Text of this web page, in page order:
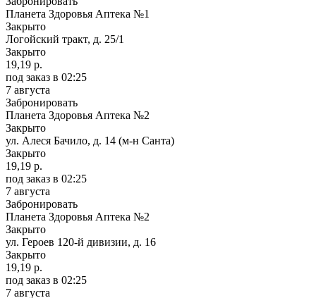
Планета Здоровья Аптека №1
Закрыто
Логойский тракт, д. 25/1
Закрыто
19,19 р.
под заказ в 02:25
7 августа
Забронировать
Планета Здоровья Аптека №2
Закрыто
ул. Алеся Бачило, д. 14 (м-н Санта)
Закрыто
19,19 р.
под заказ в 02:25
7 августа
Забронировать
Планета Здоровья Аптека №2
Закрыто
ул. Героев 120-й дивизии, д. 16
Закрыто
19,19 р.
под заказ в 02:25
7 августа